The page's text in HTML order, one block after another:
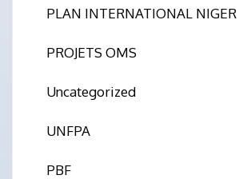
PLAN INTERNATIONAL NIGER
PROJETS OMS
Uncategorized
UNFPA
PBF